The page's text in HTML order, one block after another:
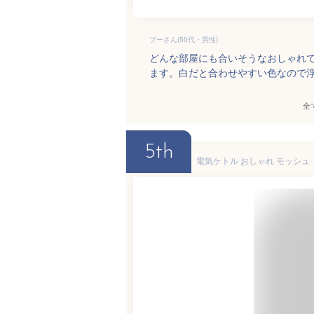
プーさん(50代・男性)
どんな部屋にも合いそうなおしゃれ
ます。白だと合わせやすい色なので
全
5th